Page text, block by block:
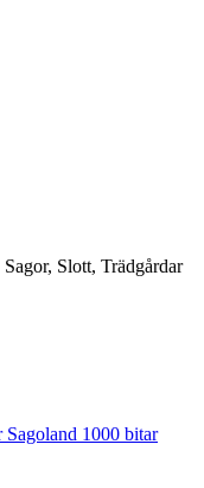
Slott, Trädgårdar